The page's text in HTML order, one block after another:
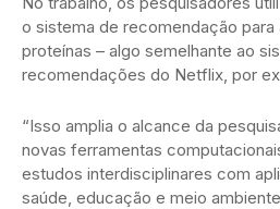
o sistema de recomendação
proteínas – algo semelhante ao
recomendações do Netflix, por
“Isso amplia o alcance da
novas ferramentas
estudos interdisciplinares com
saúde, educação e meio